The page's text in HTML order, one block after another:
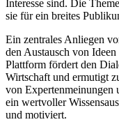
Interesse sind. Die
sie für ein breites
Ein zentrales Anliegen
den Austausch von
Plattform fördert den
Wirtschaft und ermutigt
von
ein wertvoller
und motiviert.